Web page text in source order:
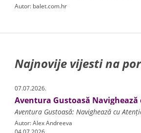
Autor: balet.com.hr
Najnovije vijesti na
07.07.2026.
Autor: Alex Andreeva